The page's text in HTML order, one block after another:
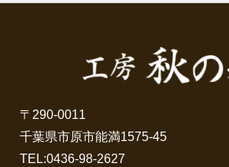
〒290-0011
千葉県市原市能満1575-45
TEL:0436-98-2627